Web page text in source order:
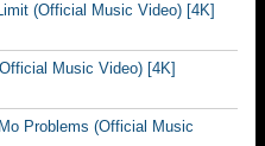
(Official Music Video) [4K]
Music Video) [4K]
Problems (Official Music